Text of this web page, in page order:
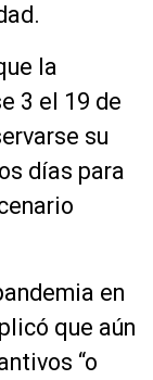
la
3 el 19 de
su
días para
en
que aún
“o